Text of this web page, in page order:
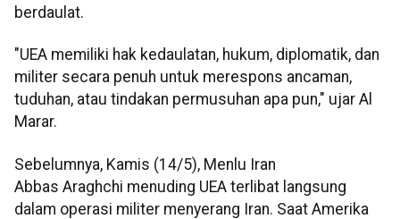
berdaulat.
"UEA memiliki hak kedaulatan, hukum, diplomatik, dan
militer secara penuh untuk merespons ancaman,
tuduhan, atau tindakan permusuhan apa pun," ujar Al
Marar.
Sebelumnya, Kamis (14/5), Menlu Iran
Abbas Araghchi menuding UEA terlibat langsung
dalam operasi militer menyerang Iran. Saat Amerika